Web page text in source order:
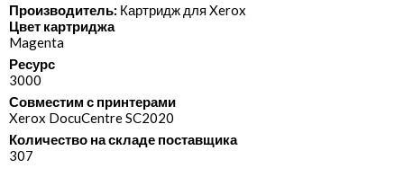
Производитель: Картридж для Xerox
Цвет картриджа
Magenta
Ресурс
3000
Совместим с принтерами
Xerox DocuCentre SC2020
Количество на складе поставщика
307